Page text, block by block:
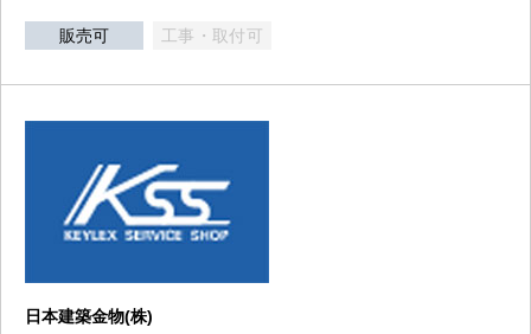
販売可 工事・取付可
日本建築金物(株)